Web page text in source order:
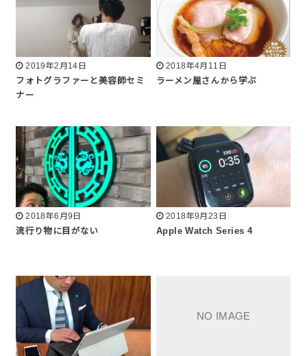
2019年2月14日
フォトグラファーと美容師セミ
ナー
2018年4月11日
ラーメン屋さんから学ぶ
2018年6月9日
流行り物に目がない
2018年9月23日
Apple Watch Series 4